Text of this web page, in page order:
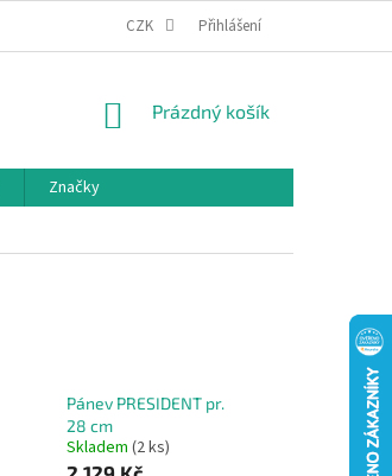
CZK Přihlášení
NÁKUPNÍ
Prázdný košík
Značky
Pánev PRESIDENT pr.
28 cm
Skladem (2 ks)